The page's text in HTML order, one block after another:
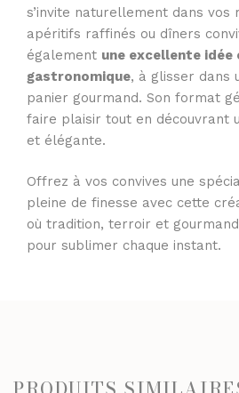
s’invite naturellement dans vos
apéritifs raffinés ou dîners
également une excellente idée
gastronomique, à glisser dans
panier gourmand. Son format
faire plaisir tout en découvrant
et élégante.
Offrez à vos convives une
pleine de finesse avec cette
où tradition, terroir et
pour sublimer chaque instant.